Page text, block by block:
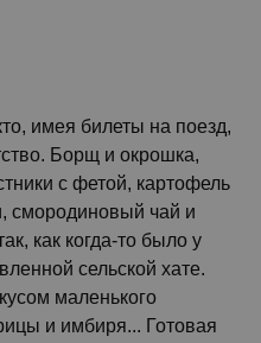
имея билеты на поезд,
Борщ и окрошка,
с фетой, картофель
смородиновый чай и
как когда-то было у
сельской хате.
маленького
и имбиря... Готовая